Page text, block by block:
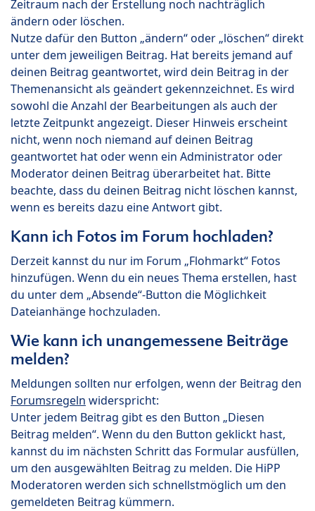
Zeitraum nach der Erstellung noch nachträglich
ändern oder löschen.
Nutze dafür den Button „ändern“ oder „löschen“ direkt
unter dem jeweiligen Beitrag. Hat bereits jemand auf
deinen Beitrag geantwortet, wird dein Beitrag in der
Themenansicht als geändert gekennzeichnet. Es wird
sowohl die Anzahl der Bearbeitungen als auch der
letzte Zeitpunkt angezeigt. Dieser Hinweis erscheint
nicht, wenn noch niemand auf deinen Beitrag
geantwortet hat oder wenn ein Administrator oder
Moderator deinen Beitrag überarbeitet hat. Bitte
beachte, dass du deinen Beitrag nicht löschen kannst,
wenn es bereits dazu eine Antwort gibt.
Kann ich Fotos im Forum hochladen?
Derzeit kannst du nur im Forum „Flohmarkt“ Fotos
hinzufügen. Wenn du ein neues Thema erstellen, hast
du unter dem „Absende“-Button die Möglichkeit
Dateianhänge hochzuladen.
Wie kann ich unangemessene Beiträge
melden?
Meldungen sollten nur erfolgen, wenn der Beitrag den
Forumsregeln widerspricht:
Unter jedem Beitrag gibt es den Button „Diesen
Beitrag melden“. Wenn du den Button geklickt hast,
kannst du im nächsten Schritt das Formular ausfüllen,
um den ausgewählten Beitrag zu melden. Die HiPP
Moderatoren werden sich schnellstmöglich um den
gemeldeten Beitrag kümmern.